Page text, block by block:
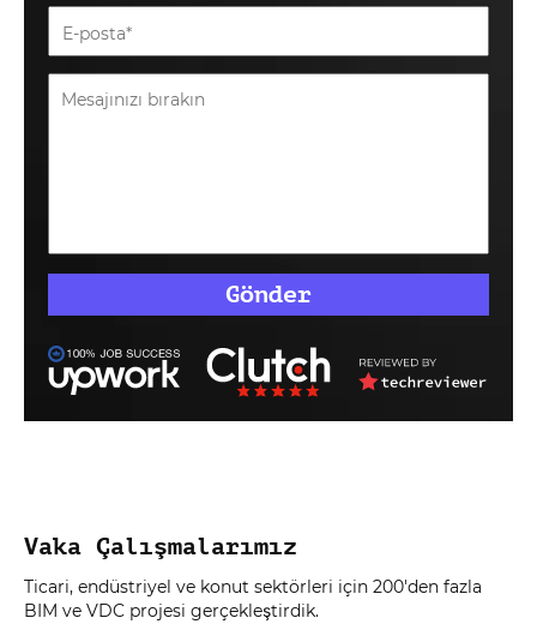
Vaka Çalışmalarımız
Ticari, endüstriyel ve konut sektörleri için 200'den fazla
BIM ve VDC projesi gerçekleştirdik.